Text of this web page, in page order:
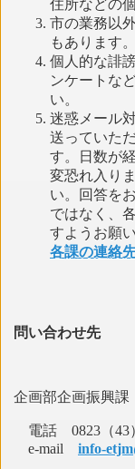
住所などの
市の業務以
もあります。
個人的な誹
ンケートな
い。
迷惑メール
送っていた
す。日数が
変恐れ入り
い。回答を
ではなく、
すようお願
各課の連絡
問い合わせ先
企画部企画振興課
電話 0823（43
e-mail info-